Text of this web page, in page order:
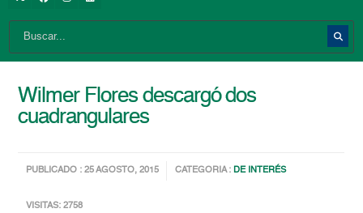
Wilmer Flores descargó dos
cuadrangulares
PUBLICADO : 25 AGOSTO, 2015 CATEGORIA :DE INTERÉS
VISITAS: 2758